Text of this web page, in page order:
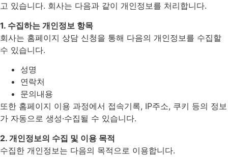
고 있습니다. 회사는 다음과 같이 개인정보를 처리합니다.
1. 수집하는 개인정보 항목
회사는 홈페이지 상담 신청을 통해 다음의 개인정보를 수집할
수 있습니다.
성명
연락처
문의내용
또한 홈페이지 이용 과정에서 접속기록, IP주소, 쿠키 등의 정보
가 자동으로 생성·수집될 수 있습니다.
2. 개인정보의 수집 및 이용 목적
수집한 개인정보는 다음의 목적으로 이용합니다.